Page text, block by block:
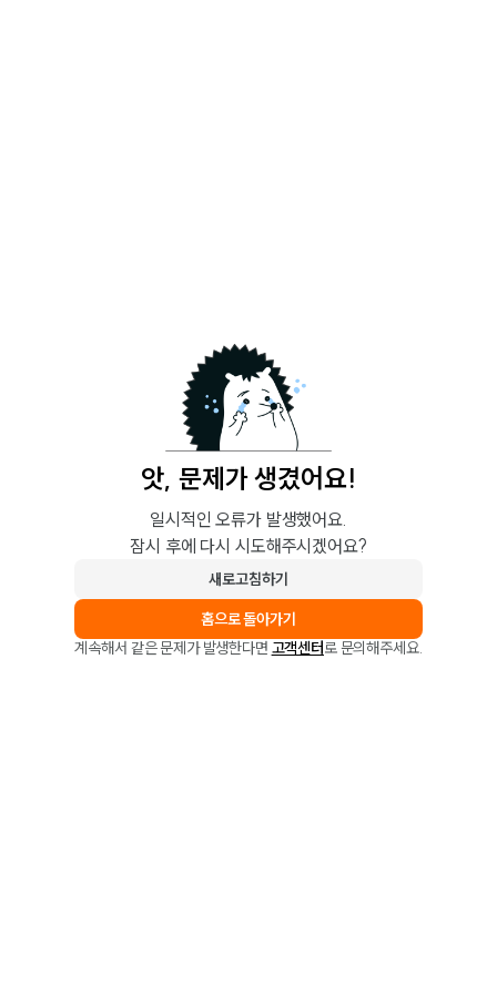
앗, 문제가 생겼어요!
일시적인 오류가 발생했어요.
잠시 후에 다시 시도해주시겠어요?
새로고침하기
홈으로 돌아가기
계속해서 같은 문제가 발생한다면 고객센터로 문의해주세요.